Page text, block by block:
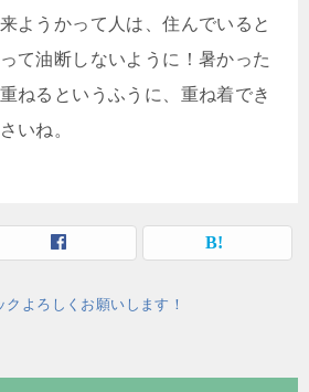
ようかって人は、住んでいると
て油断しないように！暑かった
ねるというふうに、重ね着でき
いね。
クよろしくお願いします！